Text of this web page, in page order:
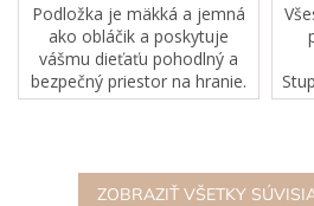
Podložka je mäkká a jemná
ako obláčik a poskytuje
vášmu dieťaťu pohodlný a
bezpečný priestor na hranie.
Podložka je vyrobené
a
ZOBRAZIŤ VŠETKY